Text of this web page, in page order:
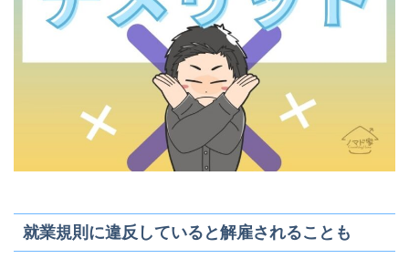
就業規則に違反していると解雇されることも